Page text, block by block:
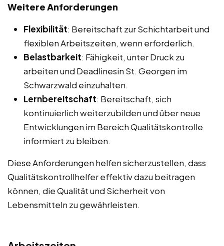
Weitere Anforderungen
Flexibilität: Bereitschaft zur Schichtarbeit und
flexiblen Arbeitszeiten, wenn erforderlich.
Belastbarkeit: Fähigkeit, unter Druck zu
arbeiten und Deadlinesin St. Georgen im
Schwarzwald einzuhalten.
Lernbereitschaft: Bereitschaft, sich
kontinuierlich weiterzubilden und über neue
Entwicklungen im Bereich Qualitätskontrolle
informiert zu bleiben.
Diese Anforderungen helfen sicherzustellen, dass
Qualitätskontrollhelfer effektiv dazu beitragen
können, die Qualität und Sicherheit von
Lebensmitteln zu gewährleisten.